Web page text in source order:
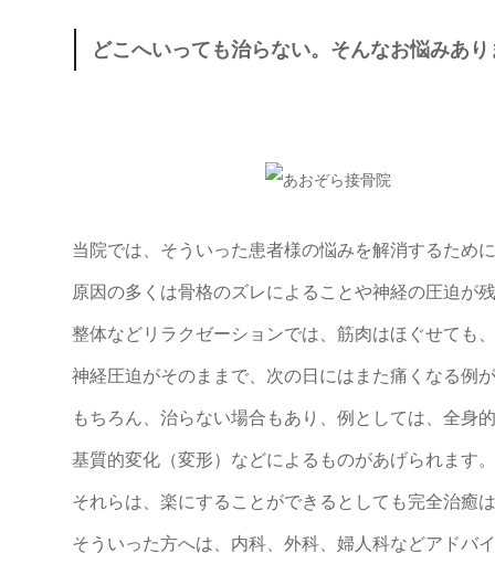
どこへいっても治らない。そんなお悩みあ
当院では、そういった患者様の悩みを解消するため
原因の多くは骨格のズレによることや神経の圧迫が
整体などリラクゼーションでは、筋肉はほぐせても
神経圧迫がそのままで、次の日にはまた痛くなる例
もちろん、治らない場合もあり、例としては、全身
基質的変化（変形）などによるものがあげられます。
それらは、楽にすることができるとしても完全治癒
そういった方へは、内科、外科、婦人科などアドバ